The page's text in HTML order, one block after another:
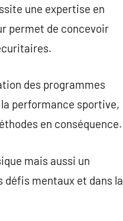
une expertise en
permet de concevoir
des programmes
la performance sportive,
en conséquence.
mais aussi un
défis mentaux et dans la